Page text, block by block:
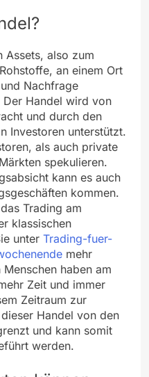
Assets, also zum
an einem Ort
Nachfrage
Handel wird von
und durch den
Investoren unterstützt.
als auch private
spekulieren.
kann es auch
kommen.
Trading am
klassischen
unter Trading-fuer-
mehr
haben am
Zeit und immer
Zeitraum zur
Handel von den
und kann somit
werden.